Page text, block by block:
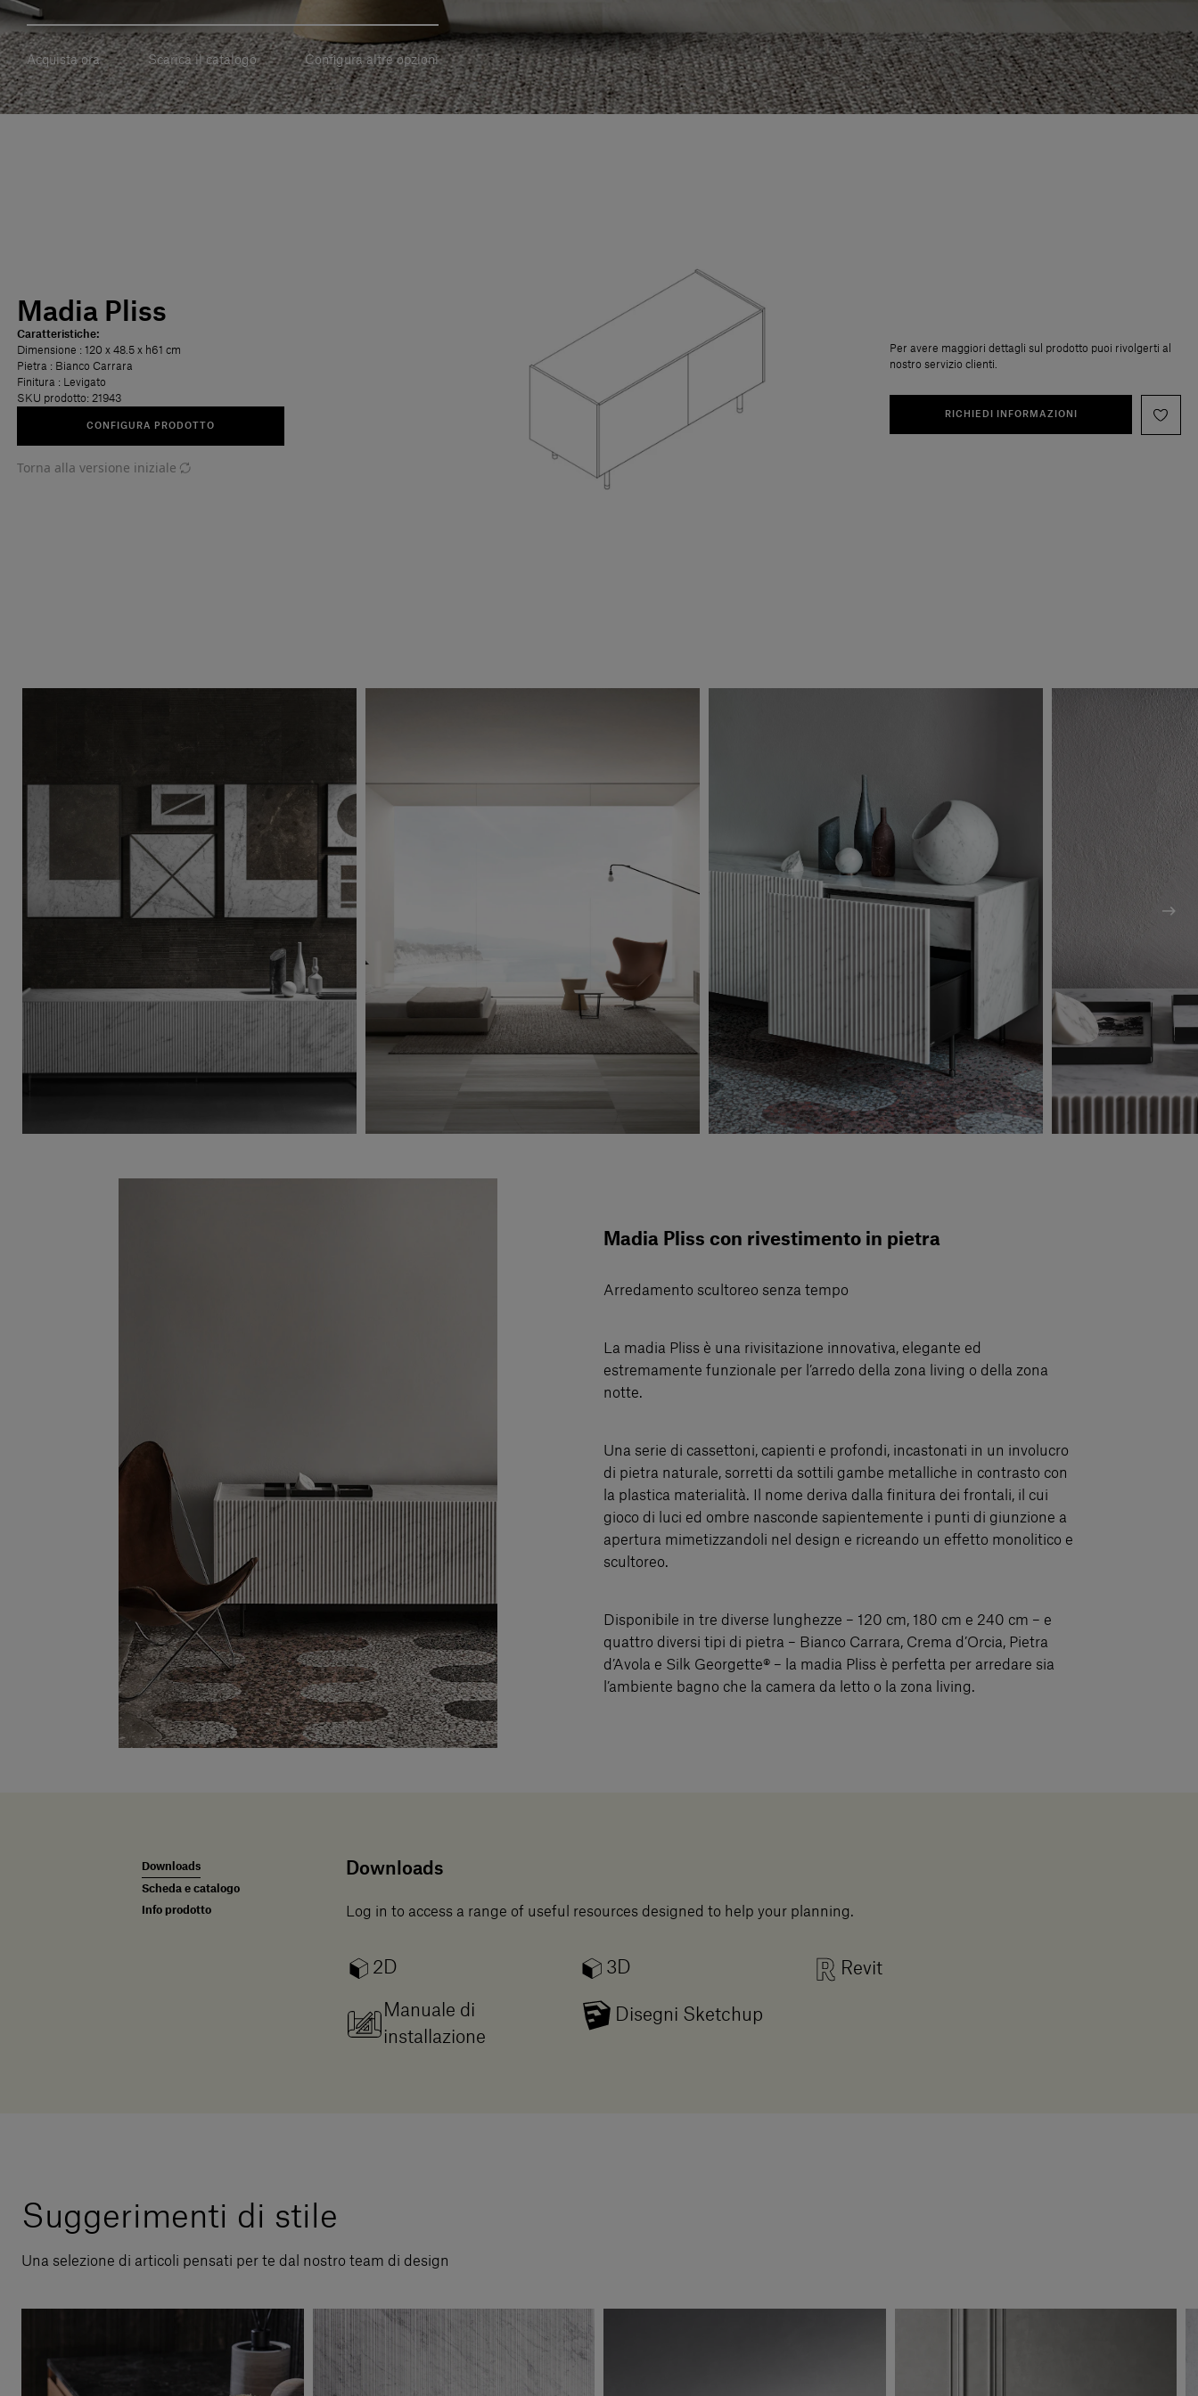
Acquista ora Scarica il catalogo Configura altre opzioni
Madia Pliss
CONFIGURA PRODOTTO
Caratteristiche:
Dimensione : 120 x 48.5 x h61 cm
Pietra : Bianco Carrara
Finitura : Levigato
SKU prodotto: 21943
Torna alla versione iniziale
Per avere maggiori dettagli sul prodotto puoi rivolgerti al
nostro servizio clienti.
RICHIEDI INFORMAZIONI
Madia Pliss con rivestimento in pietra
Arredamento scultoreo senza tempo
La madia Pliss è una rivisitazione innovativa, elegante ed
estremamente funzionale per l’arredo della zona living o della zona
notte.
Una serie di cassettoni, capienti e profondi, incastonati in un involucro
di pietra naturale, sorretti da sottili gambe metalliche in contrasto con
la plastica materialità. Il nome deriva dalla finitura dei frontali, il cui
gioco di luci ed ombre nasconde sapientemente i punti di giunzione a
apertura mimetizzandoli nel design e ricreando un effetto monolitico e
scultoreo.
Disponibile in tre diverse lunghezze – 120 cm, 180 cm e 240 cm – e
quattro diversi tipi di pietra – Bianco Carrara, Crema d’Orcia, Pietra
d’Avola e Silk Georgette® – la madia Pliss è perfetta per arredare sia
l’ambiente bagno che la camera da letto o la zona living.
Downloads
Scheda e catalogo
Info prodotto
Downloads
Log in to access a range of useful resources designed to help your planning.
2D 3D Revit
Manuale di
installazione
Disegni Sketchup
Suggerimenti di stile
Una selezione di articoli pensati per te dal nostro team di design